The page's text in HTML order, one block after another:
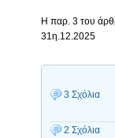
Η παρ. 3 του
31η.12.2025
3 Σχόλια
2 Σχόλια